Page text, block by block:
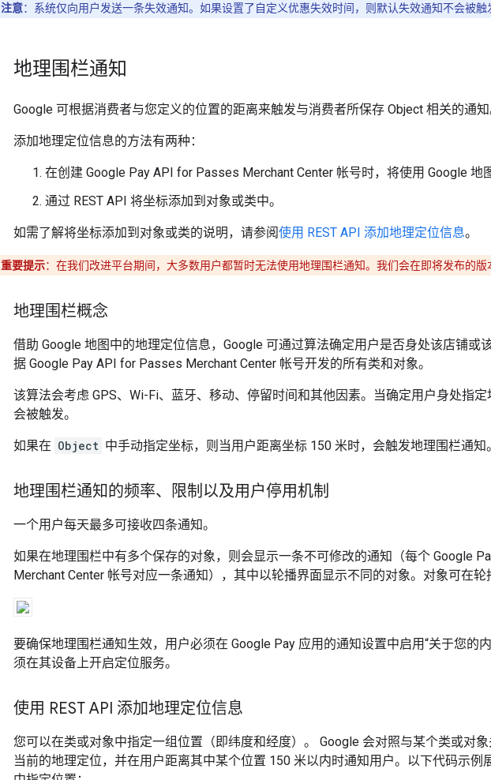
注意：系统仅向用户发送一条失效通知。如果设置了自定义优惠失效时间，则默认失效通知不会被触
地理围栏通知
Google 可根据消费者与您定义的位置的距离来触发与消费者所保存 Object 相关的通知
添加地理定位信息的方法有两种：
在创建 Google Pay API for Passes Merchant Center 帐号时，将使用 Google 地
通过 REST API 将坐标添加到对象或类中。
如需了解将坐标添加到对象或类的说明，请参阅使用 REST API 添加地理定位信息。
重要提示：在我们改进平台期间，大多数用户都暂时无法使用地理围栏通知。我们会在即将发布的版
地理围栏概念
借助 Google 地图中的地理定位信息，Google 可通过算法确定用户是否身处该店铺或
据 Google Pay API for Passes Merchant Center 帐号开发的所有类和对象。
该算法会考虑 GPS、Wi-Fi、蓝牙、移动、停留时间和其他因素。当确定用户身处指
会被触发。
如果在 Object 中手动指定坐标，则当用户距离坐标 150 米时，会触发地理围栏通知。
地理围栏通知的频率、限制以及用户停用机制
一个用户每天最多可接收四条通知。
如果在地理围栏中有多个保存的对象，则会显示一条不可修改的通知（每个 Google
Merchant Center 帐号对应一条通知），其中以轮播界面显示不同的对象。对象可在轮
要确保地理围栏通知生效，用户必须在 Google Pay 应用的通知设置中启用“关于您的
须在其设备上开启定位服务。
使用 REST API 添加地理定位信息
您可以在类或对象中指定一组位置（即纬度和经度）。 Google 会对照与某个类或对
当前的地理定位，并在用户距离其中某个位置 150 米以内时通知用户。以下代码示例